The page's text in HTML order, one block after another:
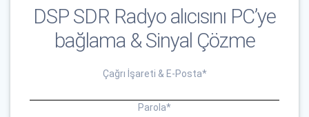
DSP SDR Radyo alıcısını PC’ye
bağlama & Sinyal Çözme
Çağrı İşareti & E-Posta*
Parola*